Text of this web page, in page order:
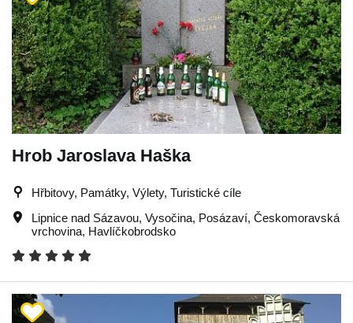
Hrob Jaroslava Haška
Hřbitovy, Památky, Výlety, Turistické cíle
Lipnice nad Sázavou, Vysočina, Posázaví, Českomoravská
vrchovina, Havlíčkobrodsko